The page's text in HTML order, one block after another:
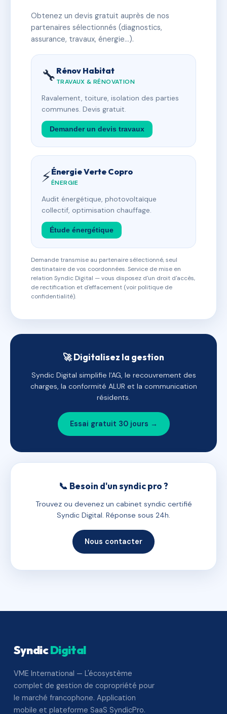
Obtenez un devis gratuit auprès de nos
partenaires sélectionnés (diagnostics,
assurance, travaux, énergie…).
🔧 Rénov Habitat
TRAVAUX & RÉNOVATION
Ravalement, toiture, isolation des parties
communes. Devis gratuit.
Demander un devis travaux
⚡Énergie Verte Copro
ÉNERGIE
Audit énergétique, photovoltaïque
collectif, optimisation chauffage.
Étude énergétique
Demande transmise au partenaire sélectionné, seul
destinataire de vos coordonnées. Service de mise en
relation Syndic Digital — vous disposez d'un droit d'accès,
de rectification et d'effacement (voir politique de
confidentialité).
🚀 Digitalisez la gestion
Syndic Digital simplifie l'AG, le recouvrement des
charges, la conformité ALUR et la communication
résidents.
Essai gratuit 30 jours →
📞 Besoin d'un syndic pro ?
Trouvez ou devenez un cabinet syndic certifié
Syndic Digital. Réponse sous 24h.
Nous contacter
SyndicDigital
VME International — L'écosystème
complet de gestion de copropriété pour
le marché francophone. Application
mobile et plateforme SaaS SyndicPro.